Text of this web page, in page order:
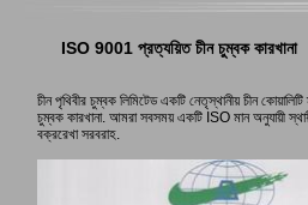
ISO 9001 প্রত্যয়িত চীন চুম্বক কারখানা
চীন পৃথিবীর চুম্বক লিমিটেড একটি নেতৃস্থানীয় চীন
চুম্বক কারখানা. আমরা সবসময় একটি ISO মান অনুযায়ী
বক্ররেখা সরবরাহ.